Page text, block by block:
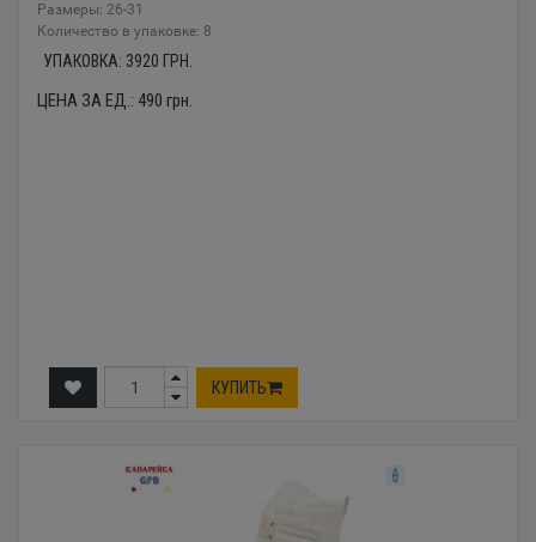
Размеры: 26-31
Количество в упаковке: 8
УПАКОВКА: 3920 ГРН.
ЦЕНА ЗА ЕД.: 490 грн.
КУПИТЬ